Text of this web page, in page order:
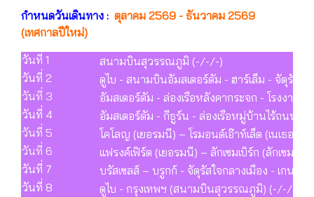
กำหนดวันเดินทาง : ตุลาคม 2569 - ธันวาคม 2569
(เทศกาลปีใหม่)
วันที่ 1
สนามบินสุวรรณภูมิ (-/-/-)
วันที่ 2
ดูไบ - สนามบินอัมสเตอร์ดัม - ฮาร์เล็ม - จัตุรัสต
วันที่ 3
อัมสเตอร์ดัม - ล่องเรือหลังคากระจก - โรงงาน
วันที่ 4
อัมสเตอร์ดัม - กีธูร์น - ล่องเรือหมู่บ้านไร้ถนน (
วันที่ 5
โคโลญ (เยอรมนี) – โรมอนด์เอ๊าท์เล็ต (เนเธอร์
วันที่ 6
แฟรงค์เฟิร์ต (เยอรมนี) – ลักเซมเบิร์ก (ลักเซมเบิ
วันที่ 7
บรัสเซลส์ – บรูกก์ - จัตุรัสใจกลางเมือง - เกน
วันที่ 8
ดูไบ - กรุงเทพฯ (สนามบินสุวรรณภูมิ) (-/-/-)